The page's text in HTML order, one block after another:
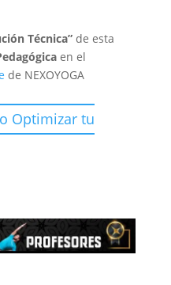
Técnica” de esta
en el
de NEXOYOGA
Optimizar tu